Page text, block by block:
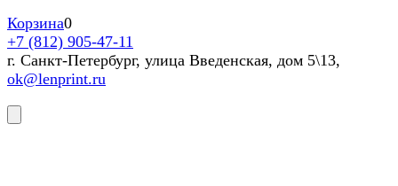
Корзина0
+7 (812) 905-47-11
г. Санкт-Петербург, улица Введенская, дом 5\13,
ok@lenprint.ru